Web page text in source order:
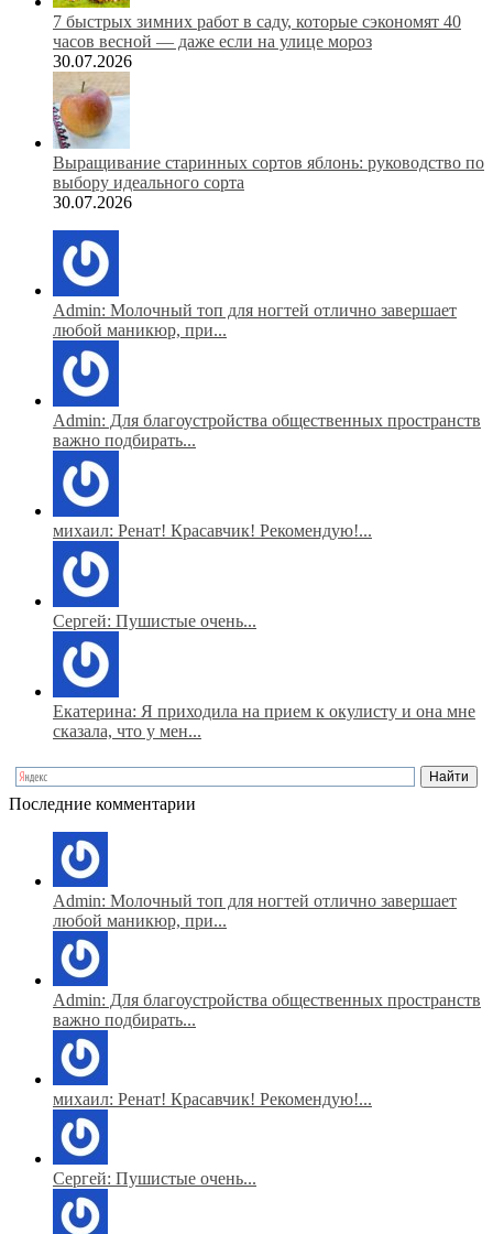
7 быстрых зимних работ в саду, которые сэкономят 40
часов весной — даже если на улице мороз
30.07.2026
Выращивание старинных сортов яблонь: руководство по
выбору идеального сорта
30.07.2026
Admin: Молочный топ для ногтей отлично завершает
любой маникюр, при...
Admin: Для благоустройства общественных пространств
важно подбирать...
михаил: Ренат! Красавчик! Рекомендую!...
Сергей: Пушистые очень...
Екатерина: Я приходила на прием к окулисту и она мне
сказала, что у мен...
Последние комментарии
Admin: Молочный топ для ногтей отлично завершает
любой маникюр, при...
Admin: Для благоустройства общественных пространств
важно подбирать...
михаил: Ренат! Красавчик! Рекомендую!...
Сергей: Пушистые очень...